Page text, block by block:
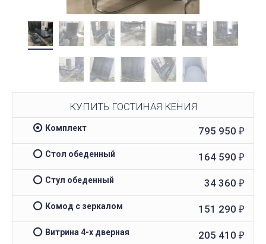
КУПИТЬ ГОСТИНАЯ КЕНИЯ
Комплект 795 950 ₽
Стол обеденный 164 590 ₽
Стул обеденный 34 360 ₽
Комод с зеркалом 151 290 ₽
Витрина 4-х дверная 205 410 ₽